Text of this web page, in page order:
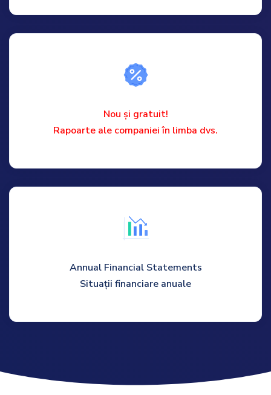
Nou și gratuit!
Rapoarte ale companiei în limba dvs.
Annual Financial Statements
Situații financiare anuale